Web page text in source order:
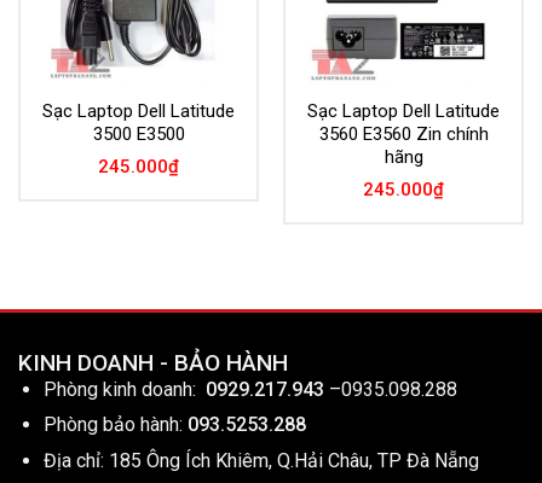
Sạc Laptop Dell Latitude
3500 E3500
245.000₫
Sạc Laptop Dell Latitude
3560 E3560 Zin chính
hãng
245.000₫
KINH DOANH - BẢO HÀNH
Phòng kinh doanh: 0929.217.943 –0935.098.288
Phòng bảo hành: 093.5253.288
Địa chỉ: 185 Ông Ích Khiêm, Q.Hải Châu, TP Đà Nẵng